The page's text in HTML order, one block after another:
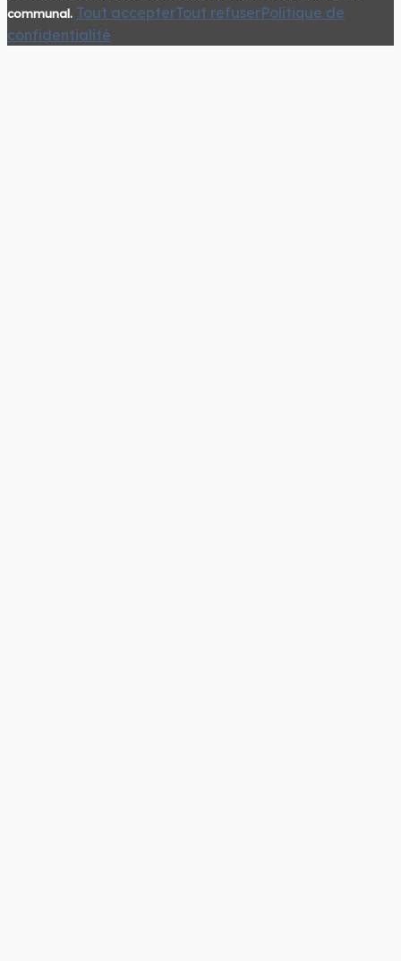
communal. Tout accepterTout refuserPolitique de
confidentialité